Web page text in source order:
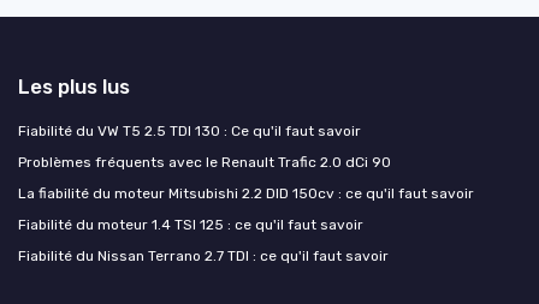
Les plus lus
Fiabilité du VW T5 2.5 TDI 130 : Ce qu'il faut savoir
Problèmes fréquents avec le Renault Trafic 2.0 dCi 90
La fiabilité du moteur Mitsubishi 2.2 DID 150cv : ce qu'il faut savoir
Fiabilité du moteur 1.4 TSI 125 : ce qu'il faut savoir
Fiabilité du Nissan Terrano 2.7 TDI : ce qu'il faut savoir